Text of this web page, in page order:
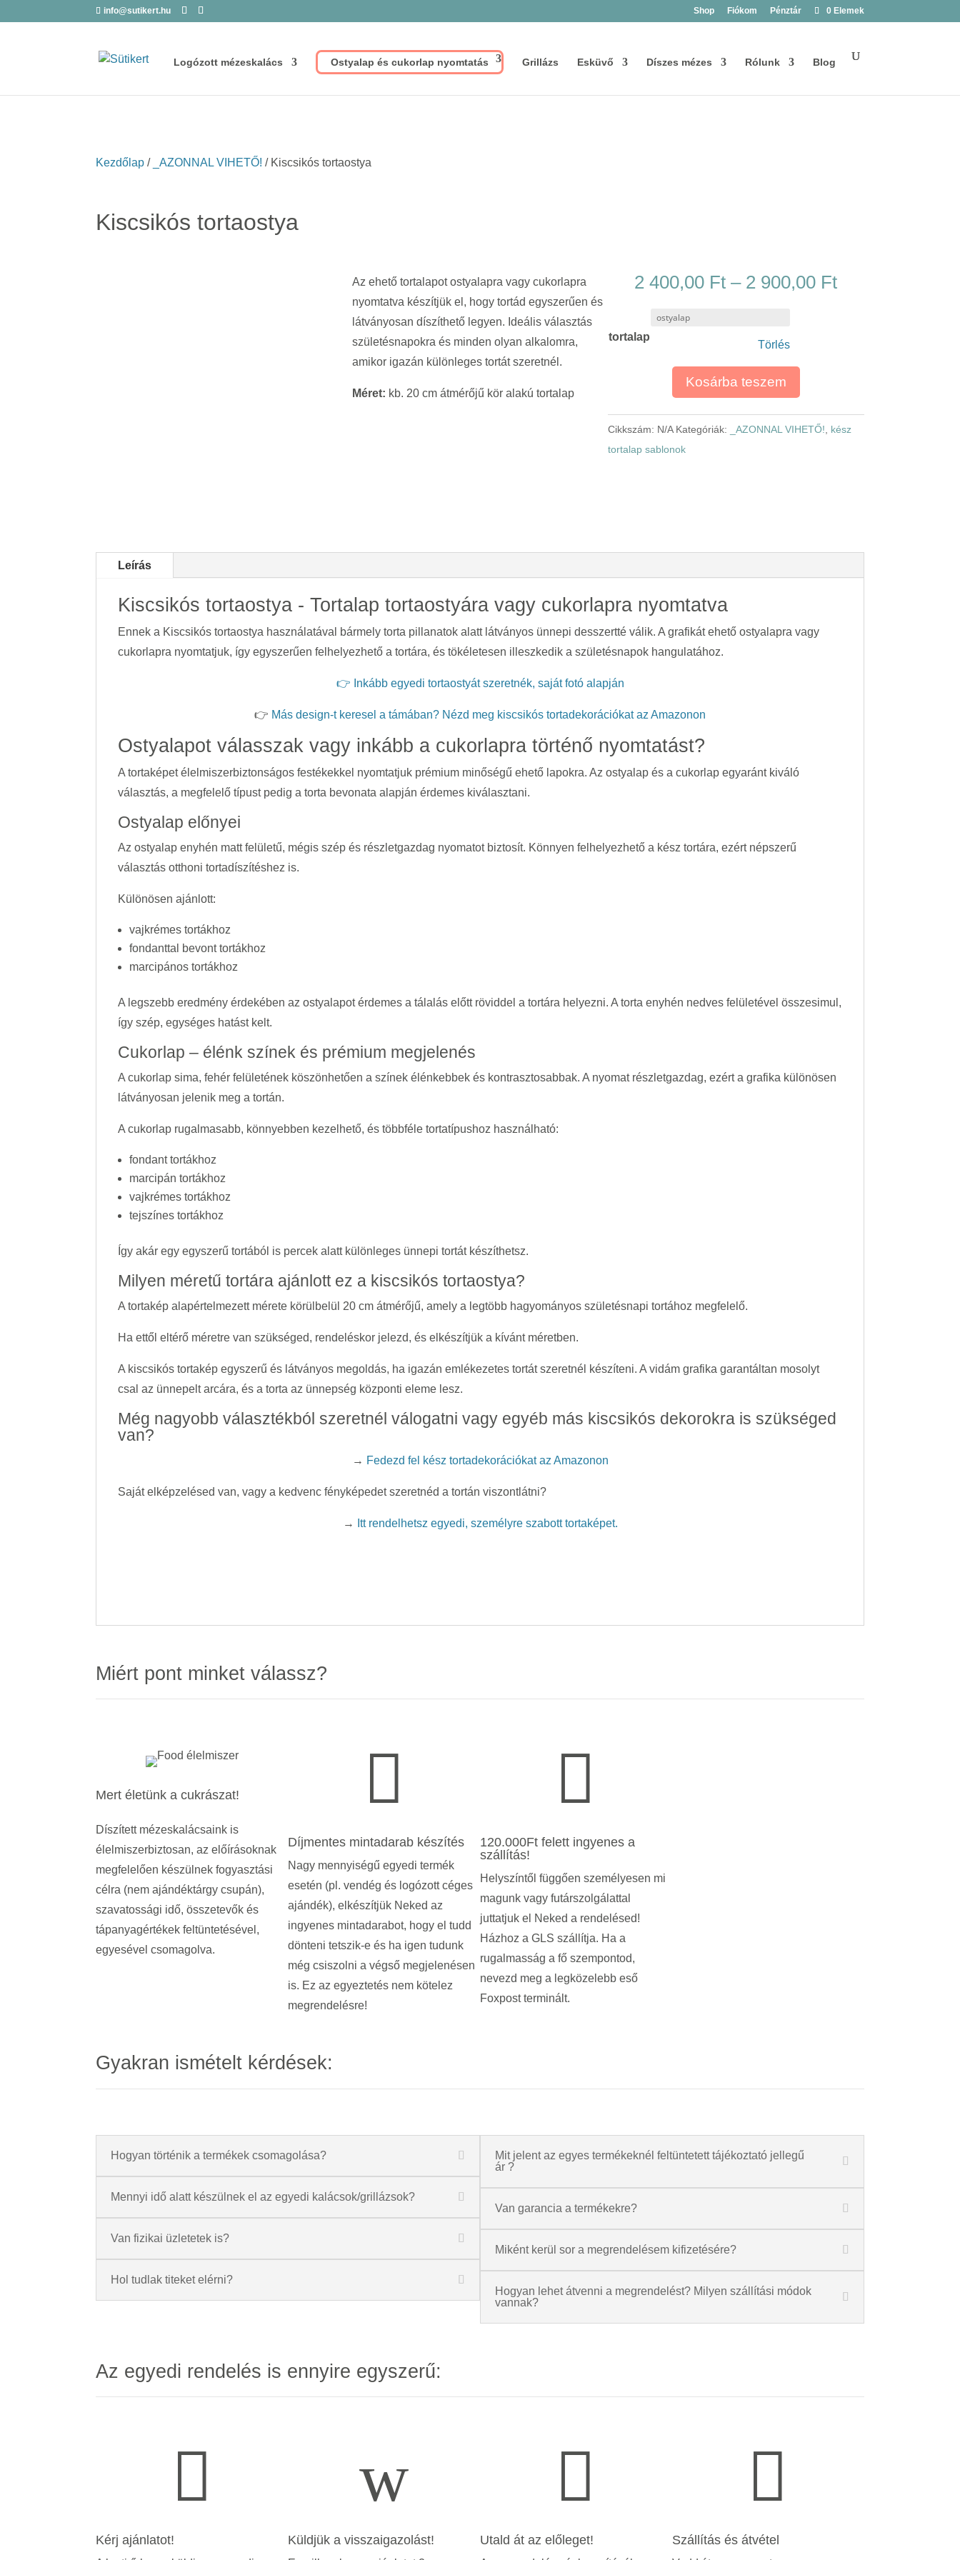
info@sutikert.hu Shop Fiókom Pénztár 0 Elemek
Logózott mézeskalács Ostyalap és cukorlap nyomtatás Grillázs Esküvő Díszes mézes Rólunk Blog
Kezdőlap / _AZONNAL VIHETŐ! / Kiscsikós tortaostya
Kiscsikós tortaostya
Az ehető tortalapot ostyalapra vagy cukorlapra
nyomtatva készítjük el, hogy tortád egyszerűen és
látványosan díszíthető legyen. Ideális választás
születésnapokra és minden olyan alkalomra,
amikor igazán különleges tortát szeretnél.
Méret: kb. 20 cm átmérőjű kör alakú tortalap
2 400,00 Ft – 2 900,00 FtÁrtartomány:
tortalap
Törlés
Kosárba teszem
Cikkszám: N/A Kategóriák: _AZONNAL VIHETŐ!
kész
tortalap sablonok
Leírás
Kiscsikós tortaostya - Tortalap tortaostyára vagy cukorlapra nyomtatva
Ennek a Kiscsikós tortaostya használatával bármely torta pillanatok alatt látványos ünnepi desszertté válik. A grafikát ehető ostyalapra vagy
cukorlapra nyomtatjuk, így egyszerűen felhelyezhető a tortára, és tökéletesen illeszkedik a születésnapok hangulatához.
👉 Inkább egyedi tortaostyát szeretnék, saját fotó alapján
👉 Más design-t keresel a támában? Nézd meg kiscsikós tortadekorációkat az Amazonon
Ostyalapot válasszak vagy inkább a cukorlapra történő nyomtatást?
A tortaképet élelmiszerbiztonságos festékekkel nyomtatjuk prémium minőségű ehető lapokra. Az ostyalap és a cukorlap egyaránt kiváló
választás, a megfelelő típust pedig a torta bevonata alapján érdemes kiválasztani.
Ostyalap előnyei
Az ostyalap enyhén matt felületű, mégis szép és részletgazdag nyomatot biztosít. Könnyen felhelyezhető a kész tortára, ezért népszerű
választás otthoni tortadíszítéshez is.
Különösen ajánlott:
vajkrémes tortákhoz
fondanttal bevont tortákhoz
marcipános tortákhoz
A legszebb eredmény érdekében az ostyalapot érdemes a tálalás előtt röviddel a tortára helyezni. A torta enyhén nedves felületével összesimul,
így szép, egységes hatást kelt.
Cukorlap – élénk színek és prémium megjelenés
A cukorlap sima, fehér felületének köszönhetően a színek élénkebbek és kontrasztosabbak. A nyomat részletgazdag, ezért a grafika különösen
látványosan jelenik meg a tortán.
A cukorlap rugalmasabb, könnyebben kezelhető, és többféle tortatípushoz használható:
fondant tortákhoz
marcipán tortákhoz
vajkrémes tortákhoz
tejszínes tortákhoz
Így akár egy egyszerű tortából is percek alatt különleges ünnepi tortát készíthetsz.
Milyen méretű tortára ajánlott ez a kiscsikós tortaostya?
A tortakép alapértelmezett mérete körülbelül 20 cm átmérőjű, amely a legtöbb hagyományos születésnapi tortához megfelelő.
Ha ettől eltérő méretre van szükséged, rendeléskor jelezd, és elkészítjük a kívánt méretben.
A kiscsikós tortakép egyszerű és látványos megoldás, ha igazán emlékezetes tortát szeretnél készíteni. A vidám grafika garantáltan mosolyt
csal az ünnepelt arcára, és a torta az ünnepség központi eleme lesz.
Még nagyobb választékból szeretnél válogatni vagy egyéb más kiscsikós dekorokra is szükséged
van?
→ Fedezd fel kész tortadekorációkat az Amazonon
Saját elképzelésed van, vagy a kedvenc fényképedet szeretnéd a tortán viszontlátni?
→ Itt rendelhetsz egyedi, személyre szabott tortaképet.
Miért pont minket válassz?
Mert életünk a cukrászat!
Díszített mézeskalácsaink is
élelmiszerbiztosan, az előírásoknak
megfelelően készülnek fogyasztási
célra (nem ajándéktárgy csupán),
szavatossági idő, összetevők és
tápanyagértékek feltüntetésével,
egyesével csomagolva.

Díjmentes mintadarab készítés
Nagy mennyiségű egyedi termék
esetén (pl. vendég és logózott céges
ajándék), elkészítjük Neked az
ingyenes mintadarabot, hogy el tudd
dönteni tetszik-e és ha igen tudunk
még csiszolni a végső megjelenésen
is. Ez az egyeztetés nem kötelez
megrendelésre!

120.000Ft felett ingyenes a
szállítás!
Helyszíntől függően személyesen mi
magunk vagy futárszolgálattal
juttatjuk el Neked a rendelésed!
Házhoz a GLS szállítja. Ha a
rugalmasság a fő szempontod,
nevezd meg a legközelebb eső
Foxpost terminált.
Gyakran ismételt kérdések:
Hogyan történik a termékek csomagolása?
Mennyi idő alatt készülnek el az egyedi kalácsok/grillázsok?
Van fizikai üzletetek is?
Hol tudlak titeket elérni?
Mit jelent az egyes termékeknél feltüntetett tájékoztató jellegű
ár ?
Van garancia a termékekre?
Miként kerül sor a megrendelésem kifizetésére?
Hogyan lehet átvenni a megrendelést? Milyen szállítási módok
vannak?
Az egyedi rendelés is ennyire egyszerű:

Kérj ajánlatot!
w
Küldjük a visszaigazolást!

Utald át az előleget!

Szállítás és átvétel